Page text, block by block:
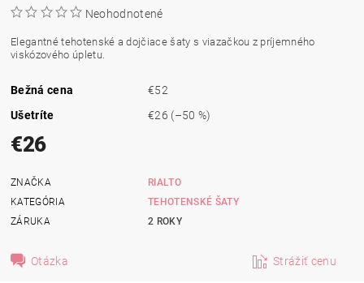
Neohodnotené
Elegantné tehotenské a dojčiace šaty s viazačkou z príjemného
viskózového úpletu.
Bežná cena
€52
Ušetríte
€26 (–50 %)
€26
ZNAČKA
RIALTO
KATEGÓRIA
TEHOTENSKÉ ŠATY
ZÁRUKA
2 ROKY
Otázka Strážiť cenu